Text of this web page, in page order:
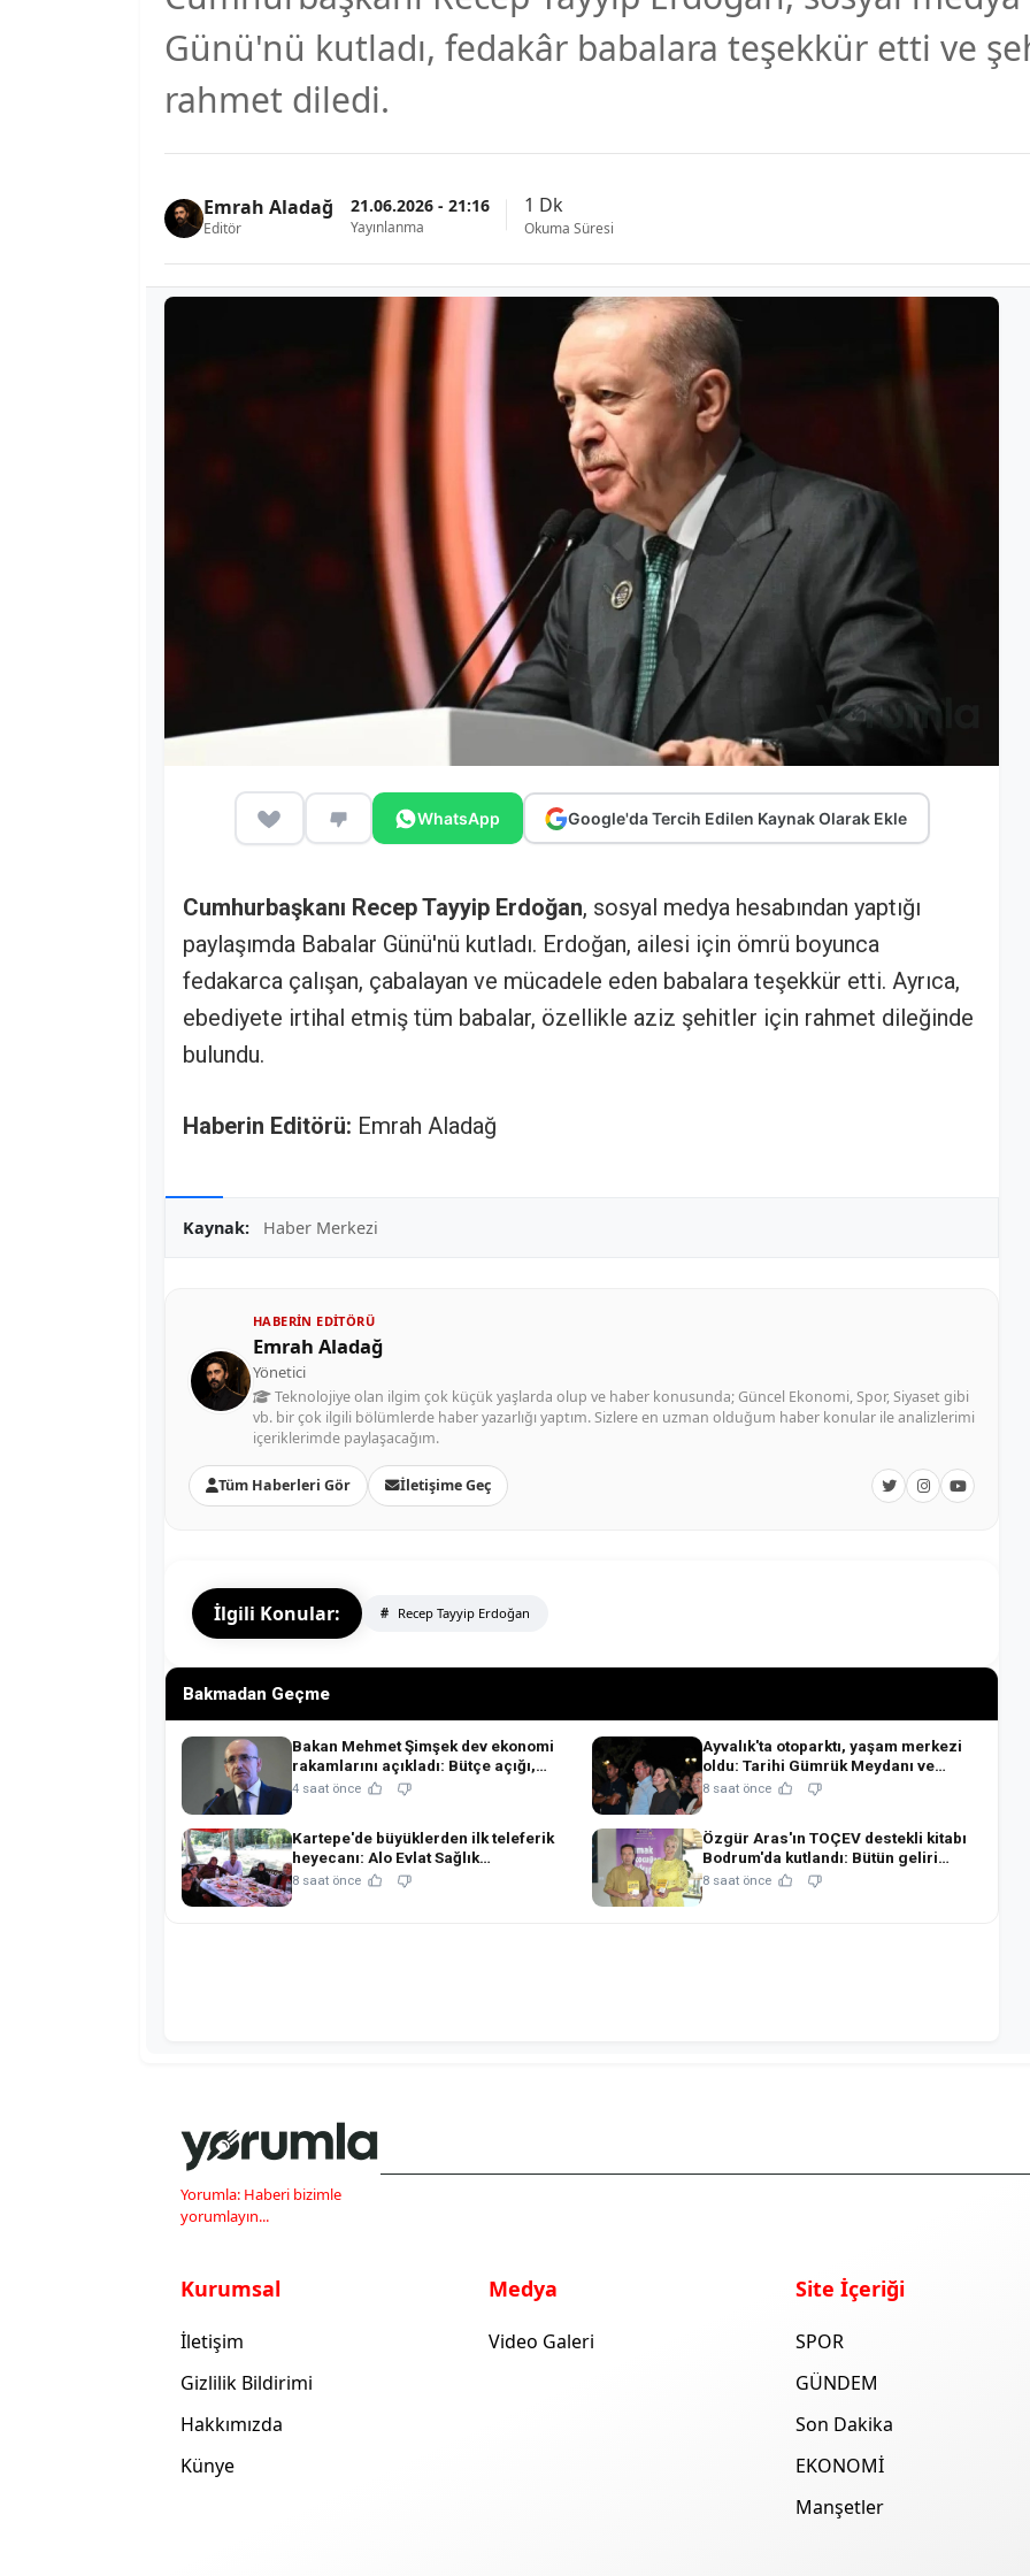
Günü'nü kutladı, fedakâr babalara teşekkür etti ve
rahmet diledi.
Emrah Aladağ
Editör
21.06.2026 - 21:16
Yayınlanma
1 Dk
Okuma Süresi
WhatsApp Google'da Tercih Edilen Kaynak Olarak Ekle
Cumhurbaşkanı Recep Tayyip Erdoğan, sosyal medya hesabından yaptığı
paylaşımda Babalar Günü'nü kutladı. Erdoğan, ailesi için ömrü boyunca
fedakarca çalışan, çabalayan ve mücadele eden babalara teşekkür etti. Ayrıca,
ebediyete irtihal etmiş tüm babalar, özellikle aziz şehitler için rahmet dileğinde
bulundu.
Haberin Editörü: Emrah Aladağ
Kaynak: Haber Merkezi
HABERIN EDITÖRÜ
Emrah Aladağ
Yönetici
Teknolojiye olan ilgim çok küçük yaşlarda olup ve haber konusunda; Güncel Ekonomi, Spor, Siyaset gibi
vb. bir çok ilgili bölümlerde haber yazarlığı yaptım. Sizlere en uzman olduğum haber konular ile analizlerimi
içeriklerimde paylaşacağım.
Tüm Haberleri Gör İletişime Geç
İlgili Konular: Recep Tayyip Erdoğan
Bakmadan Geçme
Bakan Mehmet Şimşek dev ekonomi
rakamlarını açıkladı: Bütçe açığı,
ihracat ve rezervlerde kritik tablo!
4 saat önce
Ayvalık'ta otoparktı, yaşam merkezi
oldu: Tarihi Gümrük Meydanı ve
Gümrük Kafe açıldı!
8 saat önce
Kartepe'de büyüklerden ilk teleferik
heyecanı: Alo Evlat Sağlık
Kulübü'nden anlamlı buluşma!
8 saat önce
Özgür Aras'ın TOÇEV destekli kitabı
Bodrum'da kutlandı: Bütün geliri
çocukların eğitimine!
8 saat önce
Yorumla: Haberi bizimle
yorumlayın...
Kurumsal
İletişim
Gizlilik Bildirimi
Hakkımızda
Künye
Medya
Video Galeri
Site İçeriği
SPOR
GÜNDEM
Son Dakika
EKONOMİ
Manşetler